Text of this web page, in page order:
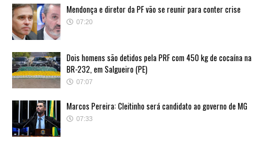
Mendonça e diretor da PF vão se reunir para conter crise
07:20
Dois homens são detidos pela PRF com 450 kg de cocaína na
BR-232, em Salgueiro (PE)
07:07
Marcos Pereira: Cleitinho será candidato ao governo de MG
07:33